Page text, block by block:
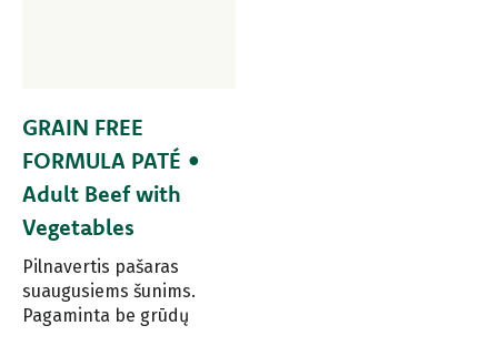
GRAIN FREE
FORMULA PATÉ •
Adult Beef with
Vegetables
Pilnavertis pašaras
suaugusiems šunims.
Pagaminta be grūdų